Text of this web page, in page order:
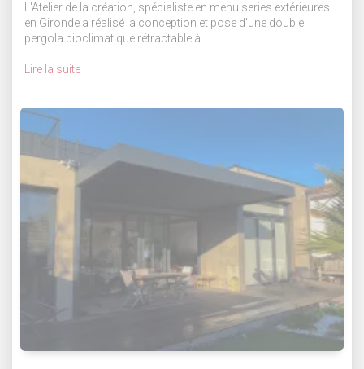
L'Atelier de la création, spécialiste en menuiseries extérieures
en Gironde a réalisé la conception et pose d'une double
pergola bioclimatique rétractable à ...
Lire la suite